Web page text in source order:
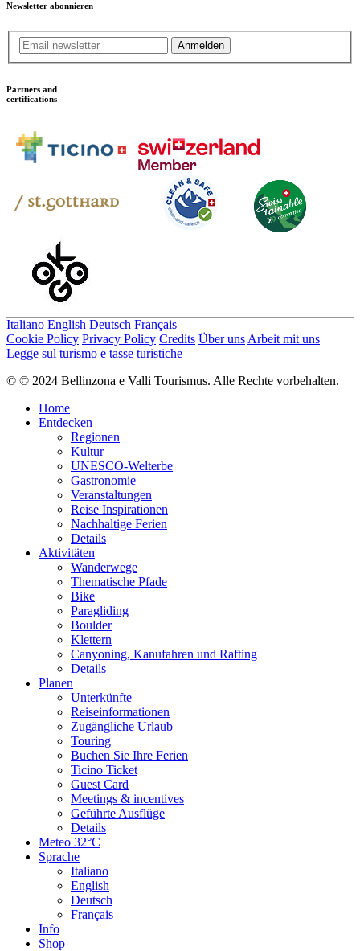
Newsletter abonnieren
Anmelden
Partners and
certifications
Italiano English Deutsch Français
Cookie Policy Privacy Policy Credits Über uns Arbeit mit uns
Legge sul turismo e tasse turistiche
© © 2024 Bellinzona e Valli Tourismus. Alle Rechte vorbehalten.
Home
Entdecken
Regionen
Kultur
UNESCO-Welterbe
Gastronomie
Veranstaltungen
Reise Inspirationen
Nachhaltige Ferien
Details
Aktivitäten
Wanderwege
Thematische Pfade
Bike
Paragliding
Boulder
Klettern
Canyoning, Kanufahren und Rafting
Details
Planen
Unterkünfte
Reiseinformationen
Zugängliche Urlaub
Touring
Buchen Sie Ihre Ferien
Ticino Ticket
Guest Card
Meetings & incentives
Geführte Ausflüge
Details
Meteo 32°C
Sprache
Italiano
English
Deutsch
Français
Info
Shop